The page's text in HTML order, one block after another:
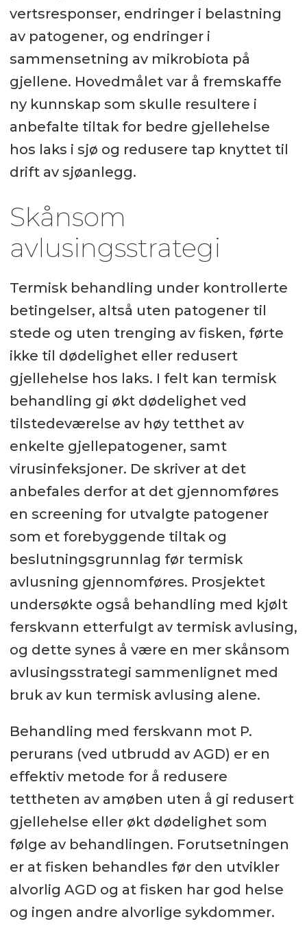
vertsresponser, endringer i belastning
av patogener, og endringer i
sammensetning av mikrobiota på
gjellene. Hovedmålet var å fremskaffe
ny kunnskap som skulle resultere i
anbefalte tiltak for bedre gjellehelse
hos laks i sjø og redusere tap knyttet til
drift av sjøanlegg.
Skånsom
avlusingsstrategi
Termisk behandling under kontrollerte
betingelser, altså uten patogener til
stede og uten trenging av fisken, førte
ikke til dødelighet eller redusert
gjellehelse hos laks. I felt kan termisk
behandling gi økt dødelighet ved
tilstedeværelse av høy tetthet av
enkelte gjellepatogener, samt
virusinfeksjoner. De skriver at det
anbefales derfor at det gjennomføres
en screening for utvalgte patogener
som et forebyggende tiltak og
beslutningsgrunnlag før termisk
avlusning gjennomføres. Prosjektet
undersøkte også behandling med kjølt
ferskvann etterfulgt av termisk avlusing,
og dette synes å være en mer skånsom
avlusingsstrategi sammenlignet med
bruk av kun termisk avlusing alene.
Behandling med ferskvann mot P.
perurans (ved utbrudd av AGD) er en
effektiv metode for å redusere
tettheten av amøben uten å gi redusert
gjellehelse eller økt dødelighet som
følge av behandlingen. Forutsetningen
er at fisken behandles før den utvikler
alvorlig AGD og at fisken har god helse
og ingen andre alvorlige sykdommer.